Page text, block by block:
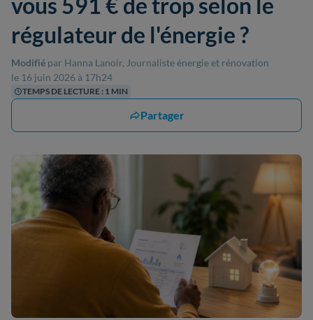
régulateur de l'énergie ?
Modifié par Hanna Lanoir, Journaliste énergie et rénovation
le 16 juin 2026 à 17h24
TEMPS DE LECTURE : 1 MIN
Partager